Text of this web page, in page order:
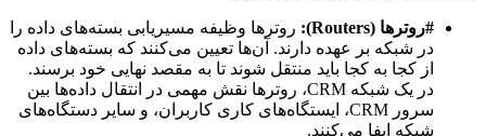
#روترها (Routers):
روترها وظیفه مسیریابی بسته‌های داده را
در شبکه بر عهده دارند. آن‌ها تعیین می‌کنند که بسته‌های داده
از کجا به کجا باید منتقل شوند تا به مقصد نهایی خود برسند.
در یک شبکه CRM، روترها نقش مهمی در انتقال داده‌ها بین
سرور CRM، ایستگاه‌های کاری کاربران، و سایر دستگاه‌های
شبکه ایفا می‌کنند.